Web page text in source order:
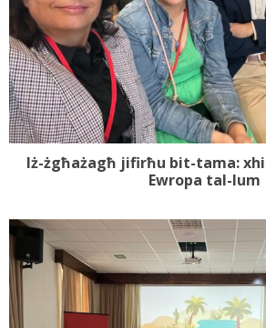
Iż-żgħażagħ jifirħu bit-tama:
Ewropa tal-lum